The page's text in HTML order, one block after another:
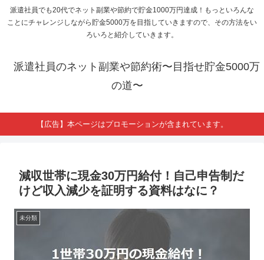
派遣社員でも20代でネット副業や節約で貯金1000万円達成！もっといろんな
ことにチャレンジしながら貯金5000万を目指していきますので、その方法をい
ろいろと紹介していきます。
派遣社員のネット副業や節約術〜目指せ貯金5000万
の道〜
【広告】本ページはプロモーションが含まれています。
減収世帯に現金30万円給付！自己申告制だ
けど収入減少を証明する資料はなに？
未分類